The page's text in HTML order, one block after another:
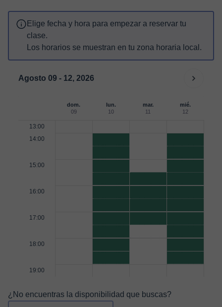
Elige fecha y hora para empezar a reservar tu
clase.
Los horarios se muestran en tu zona horaria local.
Agosto 09 - 12, 2026
dom.
09
lun.
10
mar.
11
mié.
12
13:00
14:00
15:00
16:00
17:00
18:00
19:00
¿No encuentras la disponibilidad que buscas?